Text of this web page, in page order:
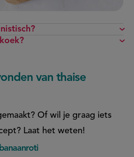
van thaise
Of wil je graag iets
Laat het weten!